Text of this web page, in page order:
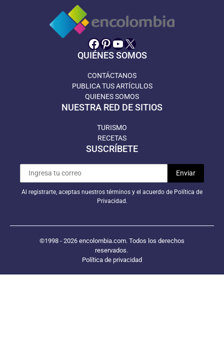
Facebook
Pinterest
YouTube
X
QUIÉNES SOMOS
CONTÁCTANOS
PUBLICA TUS ARTÍCULOS
QUIENES SOMOS
NUESTRA RED DE SITIOS
TURISMO
RECETAS
SUSCRÍBETE
Al registrarte, aceptas nuestros términos y el acuerdo de Política de
Privacidad.
©1998 - 2026 encolombia.com. Todos los derechos
reservados.
Política de privacidad